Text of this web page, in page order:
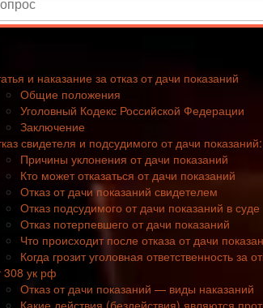
и наказание за отказ от дачи показаний
Общие положения
Уголовный Кодекс Российской Федерации
Заключение
свидетеля и подсудимого от дачи
Причины уклонения от дачи показаний
Кто может отказаться от дачи показаний
Отказ от дачи показаний свидетелем
Отказ подсудимого от дачи показаний в суде
Отказ потерпевшего от дачи показаний
Что происходит после отказа от дачи
Когда грозит уголовная ответственность за
308 ук рф
Отказ от дачи показаний — виды наказаний
Какие действия (бездействия) являются